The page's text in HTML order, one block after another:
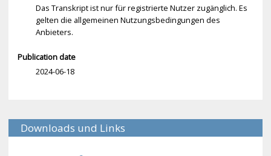
Das Transkript ist nur für registrierte Nutzer zugänglich. Es
gelten die allgemeinen Nutzungsbedingungen des
Anbieters.
Publication date
2024-06-18
Downloads und Links